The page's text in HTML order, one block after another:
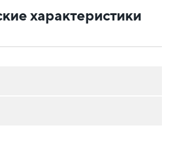
характеристики